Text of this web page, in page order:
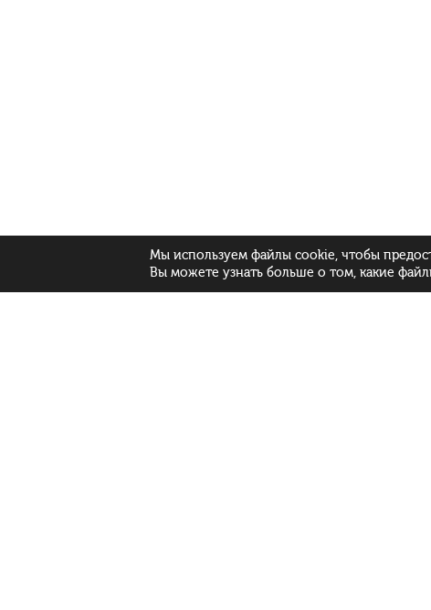
Мы используем файлы cookie, чтобы
Вы можете узнать больше о том, какие